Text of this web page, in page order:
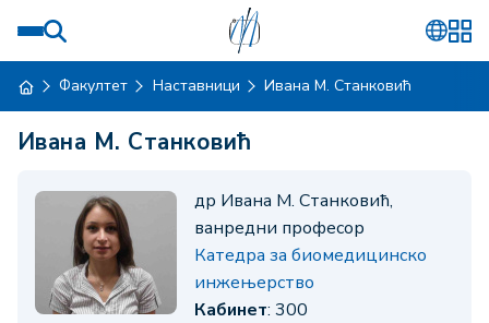
Факултет Наставници Ивана М. Станковић
Ивана М. Станковић
др Ивана М. Станковић,
ванредни професор
Катедра за биомедицинско
инжењерство
Кабинет: 300